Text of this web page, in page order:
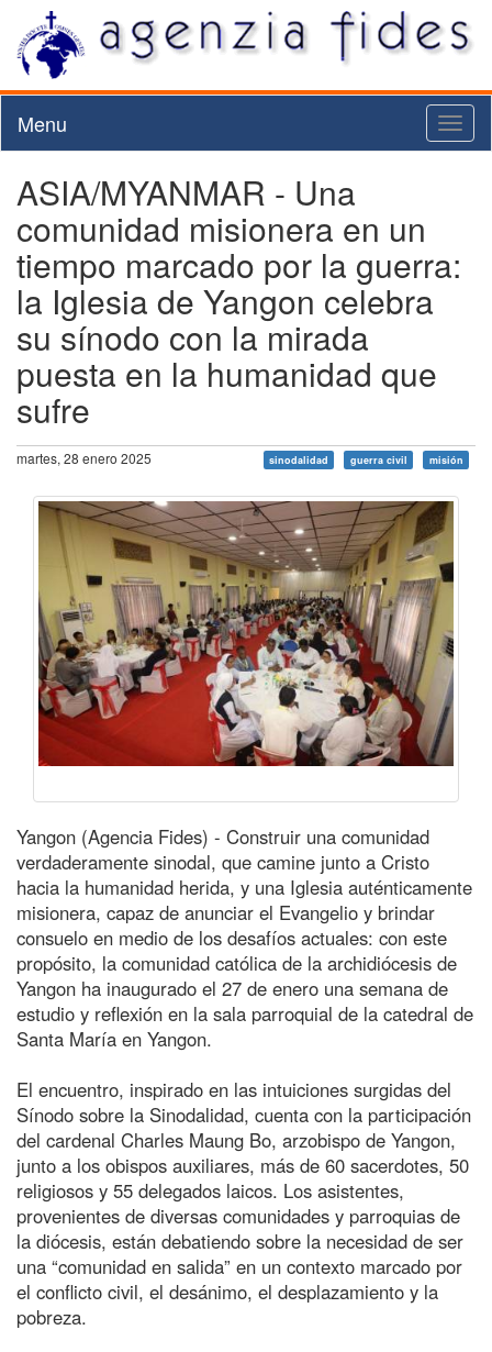
Menu
ASIA/MYANMAR - Una
comunidad misionera en un
tiempo marcado por la guerra:
la Iglesia de Yangon celebra
su sínodo con la mirada
puesta en la humanidad que
sufre
martes, 28 enero 2025 sinodalidad guerra civil misión
Yangon (Agencia Fides) - Construir una comunidad
verdaderamente sinodal, que camine junto a Cristo
hacia la humanidad herida, y una Iglesia auténticamente
misionera, capaz de anunciar el Evangelio y brindar
consuelo en medio de los desafíos actuales: con este
propósito, la comunidad católica de la archidiócesis de
Yangon ha inaugurado el 27 de enero una semana de
estudio y reflexión en la sala parroquial de la catedral de
Santa María en Yangon.
El encuentro, inspirado en las intuiciones surgidas del
Sínodo sobre la Sinodalidad, cuenta con la participación
del cardenal Charles Maung Bo, arzobispo de Yangon,
junto a los obispos auxiliares, más de 60 sacerdotes, 50
religiosos y 55 delegados laicos. Los asistentes,
provenientes de diversas comunidades y parroquias de
la diócesis, están debatiendo sobre la necesidad de ser
una “comunidad en salida” en un contexto marcado por
el conflicto civil, el desánimo, el desplazamiento y la
pobreza.